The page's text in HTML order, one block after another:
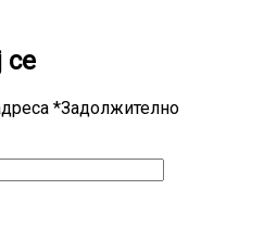
се
*Задолжително